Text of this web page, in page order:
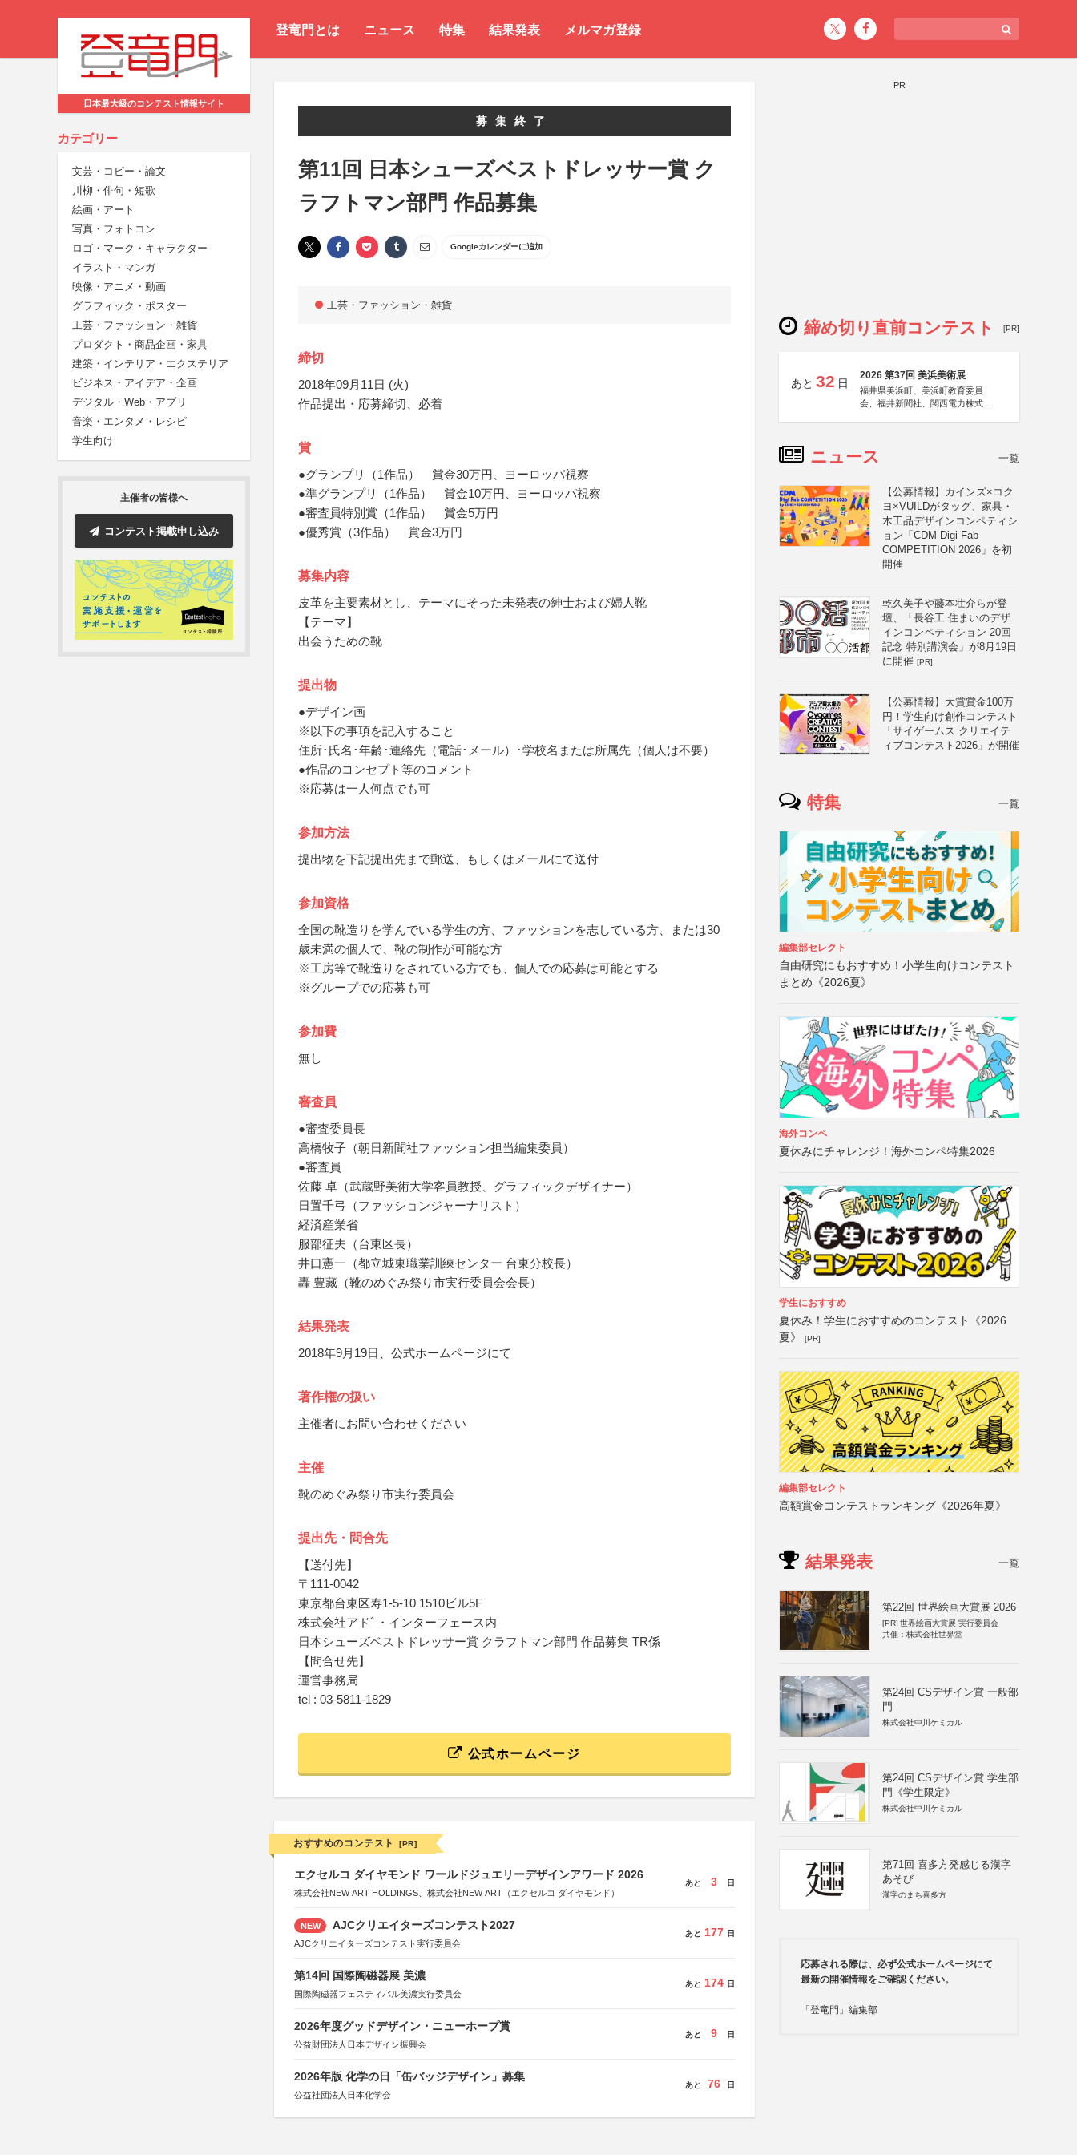
登竜門とは ニュース 特集 結果発表 メルマガ登録
日本最大級のコンテスト情報サイト
カテゴリー
文芸・コピー・論文
川柳・俳句・短歌
絵画・アート
写真・フォトコン
ロゴ・マーク・キャラクター
イラスト・マンガ
映像・アニメ・動画
グラフィック・ポスター
工芸・ファッション・雑貨
プロダクト・商品企画・家具
建築・インテリア・エクステリア
ビジネス・アイデア・企画
デジタル・Web・アプリ
音楽・エンタメ・レシピ
学生向け
主催者の皆様へ
コンテスト掲載申し込み
募集終了
第11回 日本シューズベストドレッサー賞 ク
ラフトマン部門 作品募集
Googleカレンダーに追加
工芸・ファッション・雑貨
締切
2018年09月11日 (火)
作品提出・応募締切、必着
賞
●グランプリ（1作品） 賞金30万円、ヨーロッパ視察
●準グランプリ（1作品） 賞金10万円、ヨーロッパ視察
●審査員特別賞（1作品） 賞金5万円
●優秀賞（3作品） 賞金3万円
募集内容
皮革を主要素材とし、テーマにそった未発表の紳士および婦人靴
【テーマ】
出会うための靴
提出物
●デザイン画
※以下の事項を記入すること
住所･氏名･年齢･連絡先（電話･メール）･学校名または所属先（個人は不要）
●作品のコンセプト等のコメント
※応募は一人何点でも可
参加方法
提出物を下記提出先まで郵送、もしくはメールにて送付
参加資格
全国の靴造りを学んでいる学生の方、ファッションを志している方、または30
歳未満の個人で、靴の制作が可能な方
※工房等で靴造りをされている方でも、個人での応募は可能とする
※グループでの応募も可
参加費
無し
審査員
●審査委員長
高橋牧子（朝日新聞社ファッション担当編集委員）
●審査員
佐藤 卓（武蔵野美術大学客員教授、グラフィックデザイナー）
日置千弓（ファッションジャーナリスト）
経済産業省
服部征夫（台東区長）
井口憲一（都立城東職業訓練センター 台東分校長）
轟 豊藏（靴のめぐみ祭り市実行委員会会長）
結果発表
2018年9月19日、公式ホームページにて
著作権の扱い
主催者にお問い合わせください
主催
靴のめぐみ祭り市実行委員会
提出先・問合先
【送付先】
〒111-0042
東京都台東区寿1-5-10 1510ビル5F
株式会社アドﾞ・インターフェース内
日本シューズベストドレッサー賞 クラフトマン部門 作品募集 TR係
【問合せ先】
運営事務局
tel : 03-5811-1829
公式ホームページ
おすすめのコンテスト [PR]
エクセルコ ダイヤモンド ワールドジュエリーデザインアワード 2026
株式会社NEW ART HOLDINGS、株式会社NEW ART（エクセルコ ダイヤモンド）
あと 3 日
NEW AJCクリエイターズコンテスト2027
AJCクリエイターズコンテスト実行委員会
あと 177 日
第14回 国際陶磁器展 美濃
国際陶磁器フェスティバル美濃実行委員会
あと 174 日
2026年度グッドデザイン・ニューホープ賞
公益財団法人日本デザイン振興会
あと 9 日
2026年版 化学の日「缶バッジデザイン」募集
公益社団法人日本化学会
あと 76 日
PR
締め切り直前コンテスト [PR]
あと 32 日
2026 第37回 美浜美術展
福井県美浜町、美浜町教育委員
会、福井新聞社、関西電力株式会
ニュース 一覧
【公募情報】カインズ×コク
ヨ×VUILDがタッグ、家具・
木工品デザインコンペティシ
ョン「CDM Digi Fab
COMPETITION 2026」を初
開催
乾久美子や藤本壮介らが登
壇、「長谷工 住まいのデザ
インコンペティション 20回
記念 特別講演会」が8月19日
に開催 [PR]
【公募情報】大賞賞金100万
円！学生向け創作コンテスト
「サイゲームス クリエイテ
ィブコンテスト2026」が開催
特集 一覧
編集部セレクト
自由研究にもおすすめ！小学生向けコンテスト
まとめ《2026夏》
海外コンペ
夏休みにチャレンジ！海外コンペ特集2026
学生におすすめ
夏休み！学生におすすめのコンテスト《2026
夏》
[PR]
編集部セレクト
高額賞金コンテストランキング《2026年夏》
結果発表 一覧
第22回 世界絵画大賞展 2026
[PR] 世界絵画大賞展 実行委員会
共催：株式会社世界堂
第24回 CSデザイン賞 一般部
門
株式会社中川ケミカル
第24回 CSデザイン賞 学生部
門《学生限定》
株式会社中川ケミカル
第71回 喜多方発感じる漢字
あそび
漢字のまち喜多方
応募される際は、必ず公式ホームページにて
最新の開催情報をご確認ください。
「登竜門」編集部